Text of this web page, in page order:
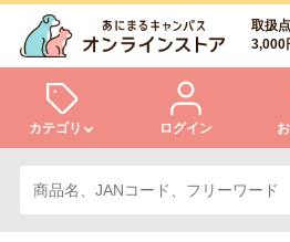
取扱
3,000
カテゴリ
犬
ログイン
ログイン